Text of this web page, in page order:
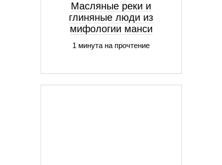
Масляные реки и
глиняные люди из
мифологии манси
1 минута на прочтение